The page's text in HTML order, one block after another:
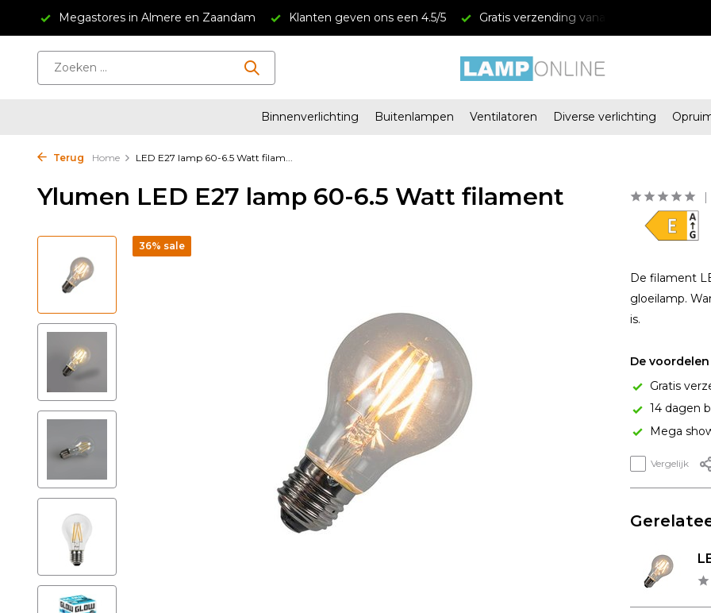
Megastores in Almere en Zaandam Klanten geven ons een 4.5/5 Gratis verzending vanaf € 34,95
Binnenverlichting Buitenlampen Ventilatoren Diverse verlichting
Terug Home LED E27 lamp 60-6.5 Watt filam...
Ylumen LED E27 lamp 60-6.5 Watt filament
36% sale
De filament
gloeilamp.
is.
De
Gratis
14 dagen
Mega
Vergelijk